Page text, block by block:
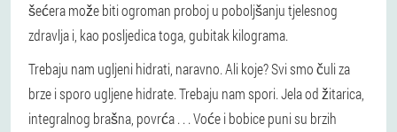
šećera može biti ogroman proboj u poboljšanju tjelesnog
zdravlja i, kao posljedica toga, gubitak kilograma.
Trebaju nam ugljeni hidrati, naravno. Ali koje? Svi smo čuli za
brze i sporo ugljene hidrate. Trebaju nam spori. Jela od žitarica,
integralnog brašna, povrća . . . Voće i bobice puni su brzih